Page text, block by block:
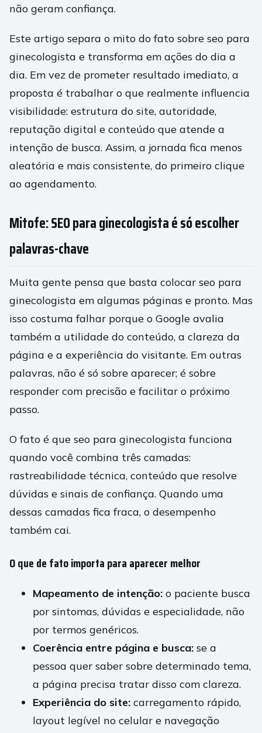
não geram confiança.
Este artigo separa o mito do fato sobre seo para
ginecologista e transforma em ações do dia a
dia. Em vez de prometer resultado imediato, a
proposta é trabalhar o que realmente influencia
visibilidade: estrutura do site, autoridade,
reputação digital e conteúdo que atende a
intenção de busca. Assim, a jornada fica menos
aleatória e mais consistente, do primeiro clique
ao agendamento.
Mitofe: SEO para ginecologista é só escolher
palavras-chave
Muita gente pensa que basta colocar seo para
ginecologista em algumas páginas e pronto. Mas
isso costuma falhar porque o Google avalia
também a utilidade do conteúdo, a clareza da
página e a experiência do visitante. Em outras
palavras, não é só sobre aparecer; é sobre
responder com precisão e facilitar o próximo
passo.
O fato é que seo para ginecologista funciona
quando você combina três camadas:
rastreabilidade técnica, conteúdo que resolve
dúvidas e sinais de confiança. Quando uma
dessas camadas fica fraca, o desempenho
também cai.
O que de fato importa para aparecer melhor
Mapeamento de intenção: o paciente busca
por sintomas, dúvidas e especialidade, não
por termos genéricos.
Coerência entre página e busca: se a
pessoa quer saber sobre determinado tema,
a página precisa tratar disso com clareza.
Experiência do site: carregamento rápido,
layout legível no celular e navegação